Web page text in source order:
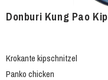
Donburi Kung Pao Kip
Krokante kipschnitzel
Panko chicken